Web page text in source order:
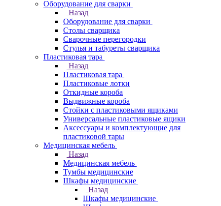
Оборудование для сварки
Назад
Оборудование для сварки
Столы сварщика
Сварочные перегородки
Стулья и табуреты сварщика
Пластиковая тара
Назад
Пластиковая тара
Пластиковые лотки
Откидные короба
Выдвижные короба
Стойки с пластиковыми ящиками
Универсальные пластиковые ящики
Аксессуары и комплектующие для
пластиковой тары
Медицинская мебель
Назад
Медицинская мебель
Тумбы медицинские
Шкафы медицинские
Назад
Шкафы медицинские